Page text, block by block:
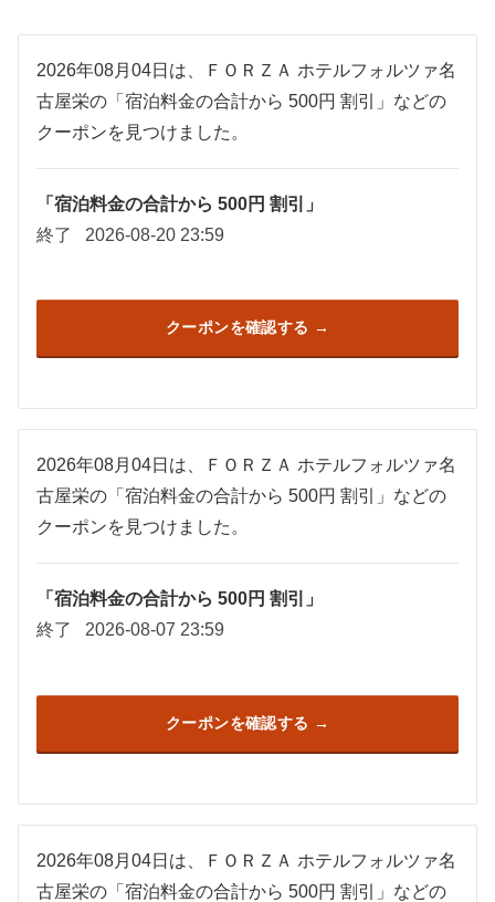
2026年08月04日は、ＦＯＲＺＡ ホテルフォルツァ名
古屋栄の「宿泊料金の合計から 500円 割引」などの
クーポンを見つけました。
「宿泊料金の合計から 500円 割引」
終了
2026-08-20 23:59
クーポンを確認する
2026年08月04日は、ＦＯＲＺＡ ホテルフォルツァ名
古屋栄の「宿泊料金の合計から 500円 割引」などの
クーポンを見つけました。
「宿泊料金の合計から 500円 割引」
終了
2026-08-07 23:59
クーポンを確認する
2026年08月04日は、ＦＯＲＺＡ ホテルフォルツァ名
古屋栄の「宿泊料金の合計から 500円 割引」などの